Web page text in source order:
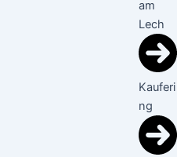
am
Lech
Kauferi
ng